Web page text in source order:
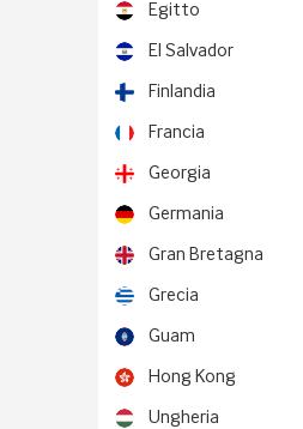
Egitto
El Salvador
Finlandia
Francia
Georgia
Germania
Gran Bretagna
Grecia
Guam
Hong Kong
Ungheria